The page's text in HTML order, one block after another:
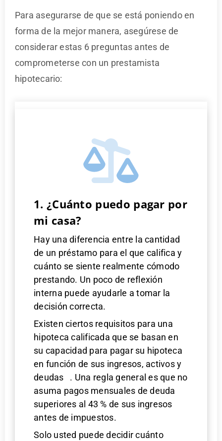
Para asegurarse de que se está poniendo en
forma de la mejor manera, asegúrese de
considerar estas 6 preguntas antes de
comprometerse con un prestamista
hipotecario:
1. ¿Cuánto puedo pagar por
mi casa?
Hay una diferencia entre la cantidad
de un préstamo para el que califica y
cuánto se siente realmente cómodo
prestando. Un poco de reflexión
interna puede ayudarle a tomar la
decisión correcta.
Existen ciertos requisitos para una
hipoteca calificada que se basan en
su capacidad para pagar su hipoteca
en función de sus ingresos, activos y
deudas . Una regla general es que no
asuma pagos mensuales de deuda
superiores al 43 % de sus ingresos
antes de impuestos.
Solo usted puede decidir cuánto